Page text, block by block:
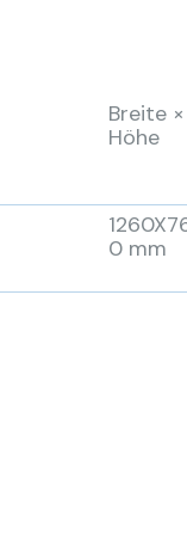
Breite
Höhe
0 mm